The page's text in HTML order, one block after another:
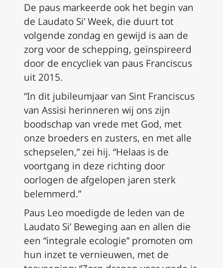
De paus markeerde ook het begin van
de Laudato Si’ Week, die duurt tot
volgende zondag en gewijd is aan de
zorg voor de schepping, geïnspireerd
door de encycliek van paus Franciscus
uit 2015.
“In dit jubileumjaar van Sint Franciscus
van Assisi herinneren wij ons zijn
boodschap van vrede met God, met
onze broeders en zusters, en met alle
schepselen,” zei hij. “Helaas is de
voortgang in deze richting door
oorlogen de afgelopen jaren sterk
belemmerd.”
Paus Leo moedigde de leden van de
Laudato Si’ Beweging aan en allen die
een “integrale ecologie” promoten om
hun inzet te vernieuwen, met de